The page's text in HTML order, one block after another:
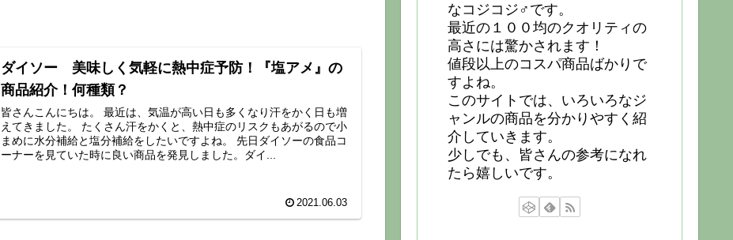
ダイソー 美味しく気軽に熱中症予防！『塩アメ』の
商品紹介！何種類？
皆さんこんにちは。 最近は、気温が高い日も多くなり汗をかく日も増
えてきました。 たくさん汗をかくと、熱中症のリスクもあがるので小
まめに水分補給と塩分補給をしたいですよね。 先日ダイソーの食品コ
ーナーを見ていた時に良い商品を発見しました。ダイ...
2021.06.03
なコジコジ♂です。
最近の１００均のクオリティの
高さには驚かされます！
値段以上のコスパ商品ばかりで
すよね。
このサイトでは、いろいろなジ
ャンルの商品を分かりやすく紹
介していきます。
少しでも、皆さんの参考になれ
たら嬉しいです。